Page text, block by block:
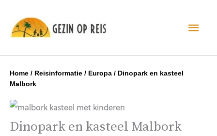
Home / Reisinformatie / Europa / Dinopark en kasteel
Malbork
Dinopark en kasteel Malbork